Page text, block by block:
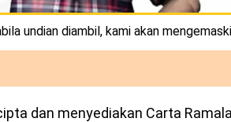
undian diambil, kami akan
dan menyediakan Carta